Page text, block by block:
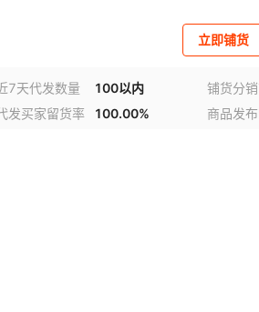
立即铺货
7天代发数量 100以内 铺货分
发买家留货率
100.00% 商品发